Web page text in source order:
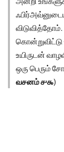
உயிருடன்
ஒரு பெரும்
வசனம் ௪௯)